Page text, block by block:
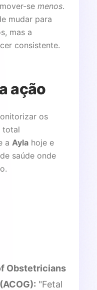
se menos.
mudar para
mas a
consistente.
ação
os
total
a Ayla hoje e
saúde onde
Obstetricians
"Fetal